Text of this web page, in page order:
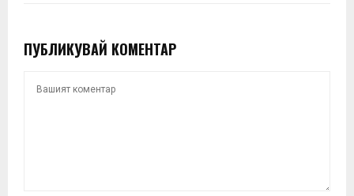
ПУБЛИКУВАЙ КОМЕНТАР